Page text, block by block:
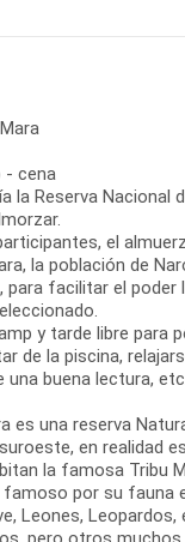
- cena
la Reserva Nacional
el
la población de
facilitar el poder
y tarde libre para
de la piscina,
buena lectura,
es una reserva
en realidad
la famosa Tribu
famoso por su fauna
Leones, Leopardos,